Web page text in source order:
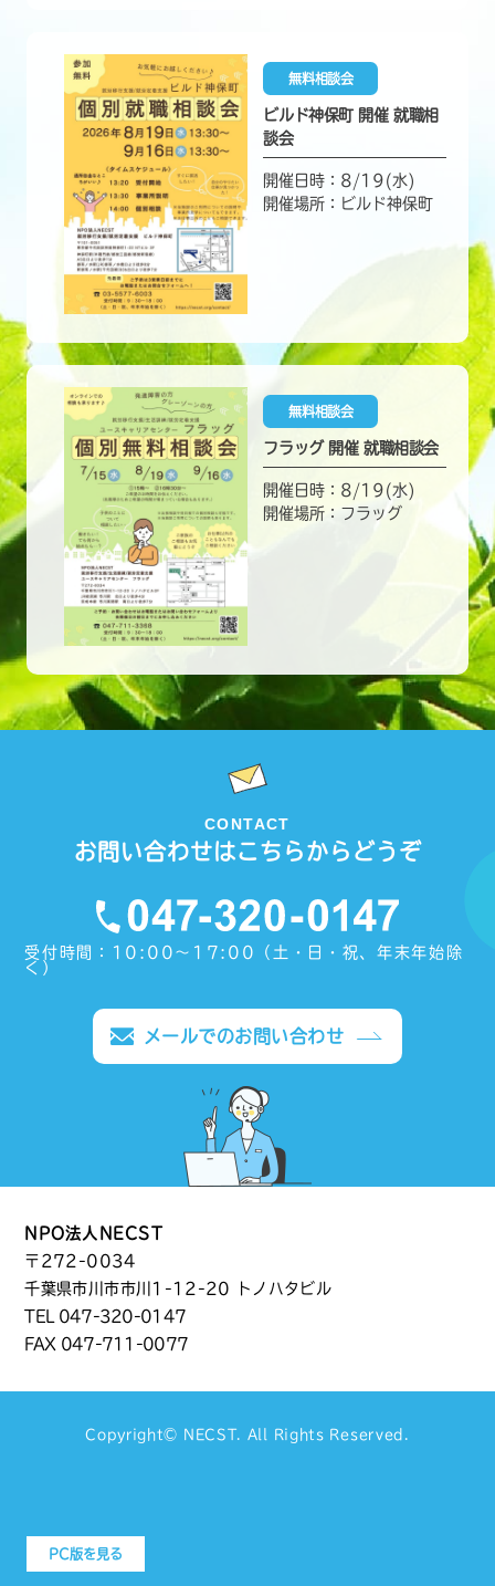
無料相談会
ビルド神保町 開催 就職相
談会
開催日時：8/19(水)
開催場所：ビルド神保町
無料相談会
フラッグ 開催 就職相談会
開催日時：8/19(水)
開催場所：フラッグ
CONTACT
お問い合わせはこちらからどうぞ
受付時間：10:00〜17:00（土・日・祝、年末年始除
く）
メールでのお問い合わせ
NPO法人NECST
〒272-0034
千葉県市川市市川1-12-20 トノハタビル
TEL 047-320-0147
FAX 047-711-0077
Copyright© NECST. All Rights Reserved.
PC版を見る